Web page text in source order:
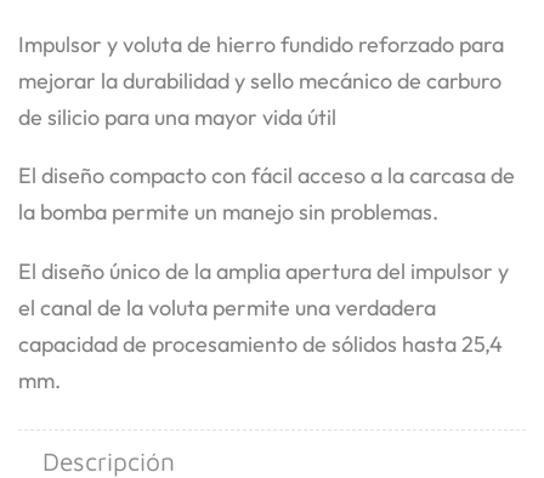
Impulsor y voluta de hierro fundido reforzado para
mejorar la durabilidad y sello mecánico de carburo
de silicio para una mayor vida útil
El diseño compacto con fácil acceso a la carcasa de
la bomba permite un manejo sin problemas.
El diseño único de la amplia apertura del impulsor y
el canal de la voluta permite una verdadera
capacidad de procesamiento de sólidos hasta 25,4
mm.
Descripción